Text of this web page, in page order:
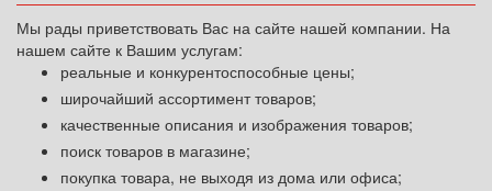
Мы рады приветствовать Вас на сайте нашей компании. На
нашем сайте к Вашим услугам:
реальные и конкурентоспособные цены;
широчайший ассортимент товаров;
качественные описания и изображения товаров;
поиск товаров в магазине;
покупка товара, не выходя из дома или офиса;